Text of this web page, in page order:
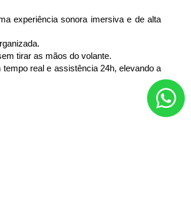
experiência sonora imersiva e de alta
tirar as mãos do volante.
real e assistência 24h, elevando a